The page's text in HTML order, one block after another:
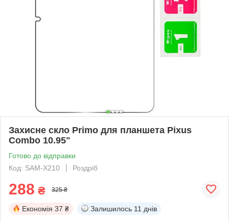
Захисне скло Primo для планшета Pixus
Combo 10.95"
Готово до відправки
Код: SAM-X210
Роздріб
288 ₴ 325 ₴
Економія 37 ₴ Залишилось 11 днів